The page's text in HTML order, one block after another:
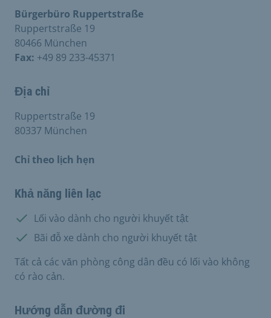
Bürgerbüro Ruppertstraße
Ruppertstraße 19
80466 München
Fax: +49 89 233-45371
Địa chỉ
Ruppertstraße 19
80337 München
Chỉ theo lịch hẹn
Khả năng liên lạc
Có: Lối vào dành cho người khuyết tật
Có: Bãi đỗ xe dành cho người khuyết tật
Tất cả các văn phòng công dân đều có lối vào không
có rào cản.
Hướng dẫn đường đi